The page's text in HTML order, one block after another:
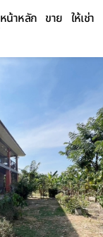
หน้าหลัก ขาย ให้เช่า